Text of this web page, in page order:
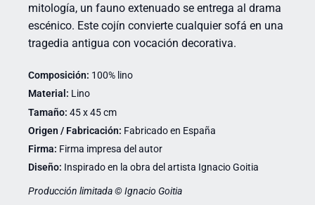
mitología, un fauno extenuado se entrega al drama
escénico. Este cojín convierte cualquier sofá en una
tragedia antigua con vocación decorativa.
Composición: 100% lino
Material: Lino
Tamaño: 45 x 45 cm
Origen / Fabricación: Fabricado en España
Firma: Firma impresa del autor
Diseño: Inspirado en la obra del artista Ignacio Goitia
Producción limitada © Ignacio Goitia